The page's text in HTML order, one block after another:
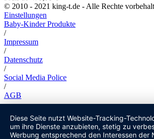
© 2010 - 2021 king-t.de - Alle Rechte
Einstellungen
Baby-Kinder Produkte
/
Impressum
/
Datenschutz
/
Social Media Police
/
AGB
Diese Seite nutzt Website-Tracking-
um ihre Dienste anzubieten, stetig zu
Werbung entsprechend den Interessen der